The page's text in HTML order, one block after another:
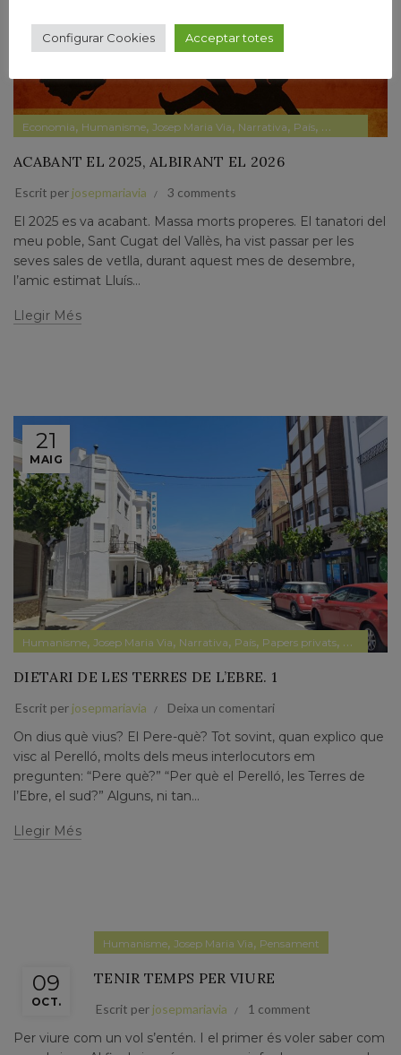
Economia, Humanisme, Josep Maria Via, Narrativa, País, Papers privats
ACABANT EL 2025, ALBIRANT EL 2026
Escrit per josepmariavia 3 comments
El 2025 es va acabant. Massa morts properes. El tanatori del
meu poble, Sant Cugat del Vallès, ha vist passar per les
seves sales de vetlla, durant aquest mes de desembre,
l’amic estimat Lluís...
Llegir Més
21
MAIG
Humanisme, Josep Maria Via, Narrativa, País, Papers privats, Papers
DIETARI DE LES TERRES DE L’EBRE. 1
Escrit per josepmariavia Deixa un comentari
On dius què vius? El Pere-què? Tot sovint, quan explico que
visc al Perelló, molts dels meus interlocutors em
pregunten: “Pere què?” “Per què el Perelló, les Terres de
l’Ebre, el sud?” Alguns, ni tan...
Llegir Més
09
OCT.
Humanisme, Josep Maria Via, Pensament
TENIR TEMPS PER VIURE
Escrit per josepmariavia 1 comment
Per viure com un vol s’entén. I el primer és voler saber com
Configurar Cookies Acceptar totes